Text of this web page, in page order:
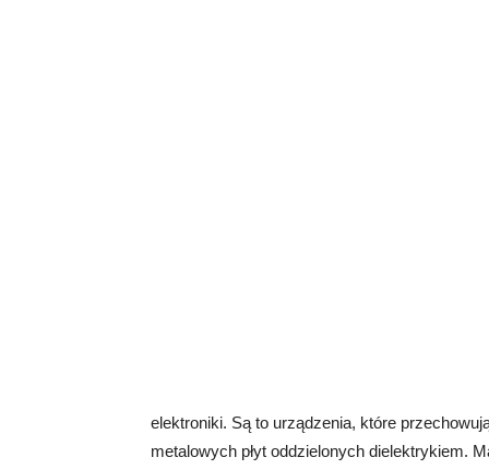
elektroniki. Są to urządzenia, które
metalowych płyt oddzielonych dielektrykiem.